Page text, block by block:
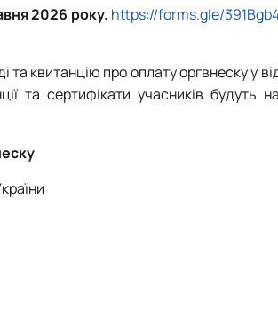
2026 року. https://forms.gle/
та квитанцію про оплату оргвнеску у
та сертифікати учасників будуть